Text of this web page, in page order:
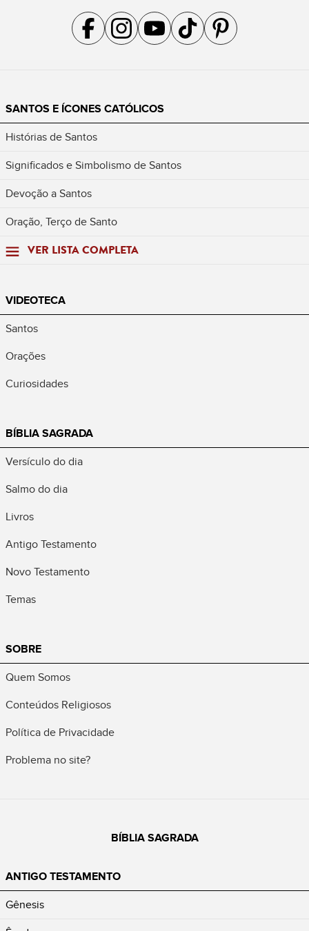
Acompanhe a gente no Facebook
Acompanhe a gente no Instagram
Acompanhe a gente no YouTube
Acompanhe a gente no TikTok
Acompanhe a gente no
SANTOS E ÍCONES CATÓLICOS
Histórias de Santos
Significados e Simbolismo de Santos
Devoção a Santos
Oração, Terço de Santo
VER LISTA COMPLETA
VIDEOTECA
Santos
Orações
Curiosidades
BÍBLIA SAGRADA
Versículo do dia
Salmo do dia
Livros
Antigo Testamento
Novo Testamento
Temas
SOBRE
Quem Somos
Conteúdos Religiosos
Política de Privacidade
Problema no site?
BÍBLIA SAGRADA
ANTIGO TESTAMENTO
Gênesis